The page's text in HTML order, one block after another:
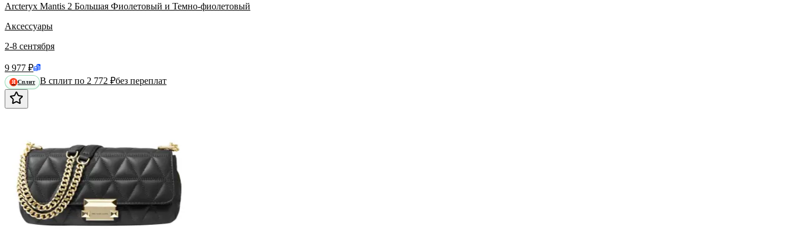
Arcteryx Mantis 2 Большая Фиолетовый и Темно-фиолетовый
Аксессуары
2-8 сентября
9 977 ₽
Я Сплит В сплит по 2 772 ₽без переплат